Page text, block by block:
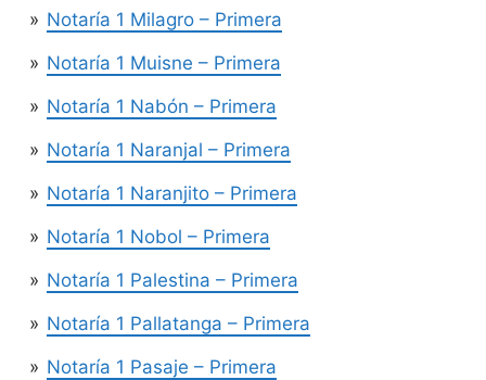
Notaría 1 Milagro – Primera
Notaría 1 Muisne – Primera
Notaría 1 Nabón – Primera
Notaría 1 Naranjal – Primera
Notaría 1 Naranjito – Primera
Notaría 1 Nobol – Primera
Notaría 1 Palestina – Primera
Notaría 1 Pallatanga – Primera
Notaría 1 Pasaje – Primera